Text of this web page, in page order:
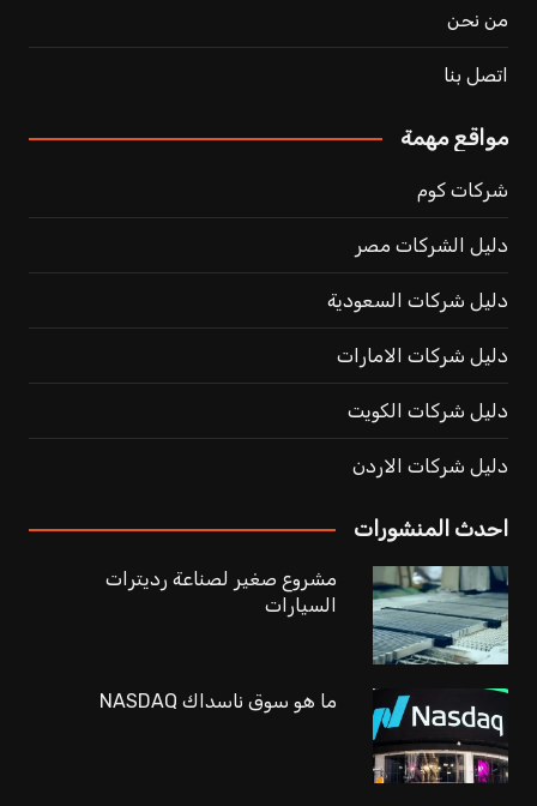
من نحن
اتصل بنا
مواقع مهمة
شركات كوم
دليل الشركات مصر
دليل شركات السعودية
دليل شركات الامارات
دليل شركات الكويت
دليل شركات الاردن
احدث المنشورات
مشروع صغير لصناعة رديترات
السيارات
ما هو سوق ناسداك NASDAQ